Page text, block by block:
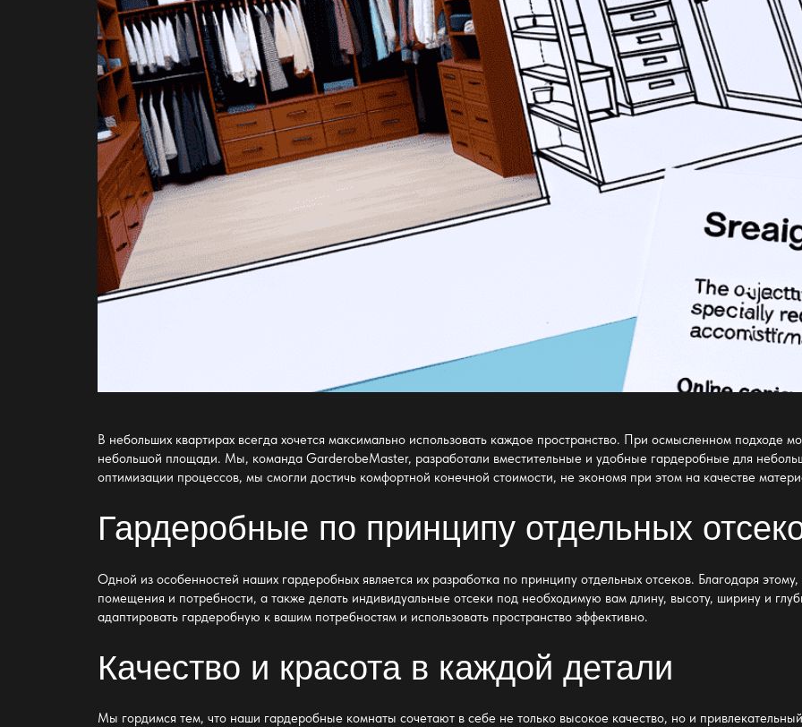
В небольших квартирах всегда хочется максимально использовать каждое пространство. При осмысленном подходе
небольшой площади. Мы, команда GarderobeMaster, разработали вместительные и удобные гардеробные для
оптимизации процессов, мы смогли достичь комфортной конечной стоимости, не экономя при этом на качестве
Гардеробные по принципу отдельных
Одной изособенностей наших гардеробных является их разработка по принципу отдельных отсеков. Благодаря
помещения и потребности, а также делать индивидуальные отсеки под необходимую вам длину, высоту, ширину и
адаптировать гардеробную к вашим потребностям и использовать пространство эффективно.
Качество и красота в каждой детали
Мы гордимся тем, что наши гардеробные комнаты сочетают в себе не только высокое качество, но и